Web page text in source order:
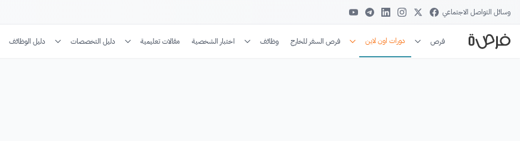
وسائل التواصل الاجتماعي
فرص دورات اون لاين فرص السفر للخارج وظائف اختبار الشخصية مقالات تعليمية دليل التخصصات دليل الوظائف